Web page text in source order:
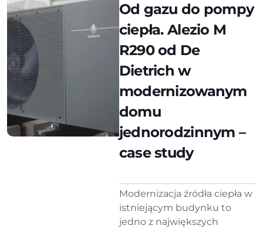
Od gazu do pompy
ciepła. Alezio M
R290 od De
Dietrich w
modernizowanym
domu
jednorodzinnym –
case study
Modernizacja źródła ciepła w
istniejącym budynku to
jedno z największych